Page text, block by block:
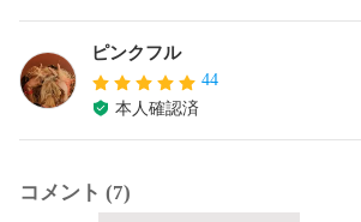
ピンクフル
44
本人確認済
コメント (7)